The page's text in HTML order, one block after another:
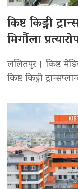
किष्ट किड्नी
मिर्गौला
ललितपुर । किष्ट
किष्ट किड्नी